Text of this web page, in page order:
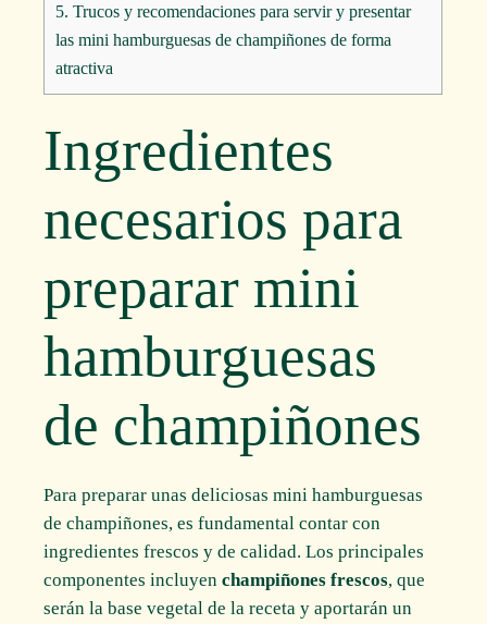
5. Trucos y recomendaciones para servir y presentar
las mini hamburguesas de champiñones de forma
atractiva
Ingredientes
necesarios para
preparar mini
hamburguesas
de champiñones
Para preparar unas deliciosas mini hamburguesas
de champiñones, es fundamental contar con
ingredientes frescos y de calidad. Los principales
componentes incluyenchampiñones frescos, que
serán la base vegetal de la receta y aportarán un